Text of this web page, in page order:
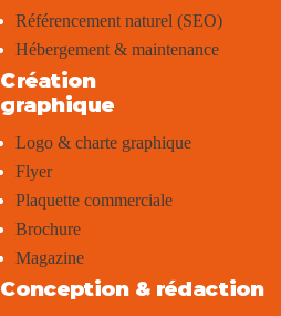
Référencement naturel (SEO)
Hébergement & maintenance
Création
graphique
Logo & charte graphique
Flyer
Plaquette commerciale
Brochure
Magazine
Conception & rédaction